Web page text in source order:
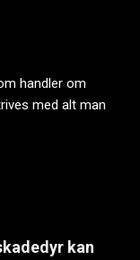
handler om
med alt man
kan